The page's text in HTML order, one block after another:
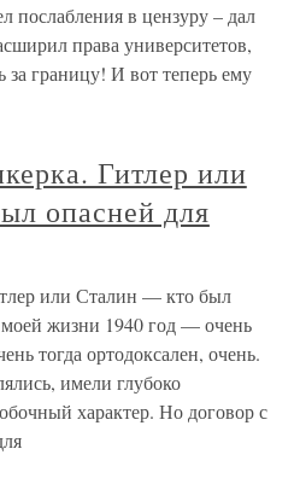
послабления в цензуру – дал
права университетов,
границу! И вот теперь ему
Гитлер или
опасней для
или Сталин — кто был
жизни 1940 год — очень
тогда ортодоксален, очень.
имели глубоко
характер. Но договор с